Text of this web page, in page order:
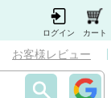
ログイン カート
お客様レビュー